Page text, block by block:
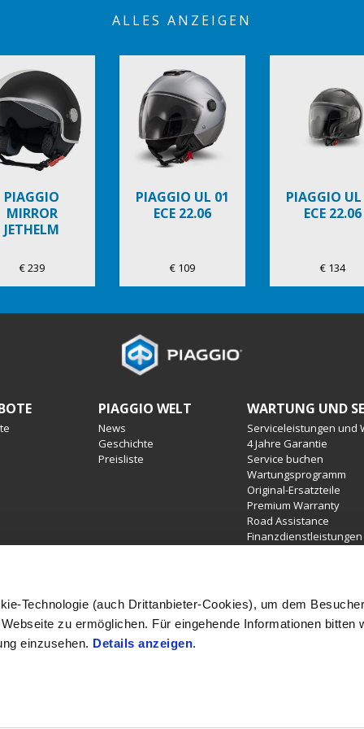
Technologie (auch Drittanbieter-Cookies), um dem
zu ermöglichen. Für eingehende Informationen bitten
einzusehen. Details anzeigen.
ALLES ANZEIGEN
PIAGGIO
MIRROR
JETHELM
€ 239
PIAGGIO UL 01
ECE 22.06
€ 109
PIAGGIO
ECE 22.06
€ 134
PIAGGIO WELT
News
Geschichte
Preisliste
WARTUNG UND
Serviceleistungen und
4 Jahre Garantie
Service buchen
Wartungsprogramm
Original-Ersatzteile
Premium Warranty
Road Assistance
Finanzdienstleistungen
der Farbe. Verfügbarkeiten, eventuelle Abweichungen von
gegenüber der Wiedergabe in Bild sind möglich. Druckfehler,
Änderungen vor. Sämtliche Angaben sind unverbindlich. In
Zubehörartikel und Ausstattungen möglich.